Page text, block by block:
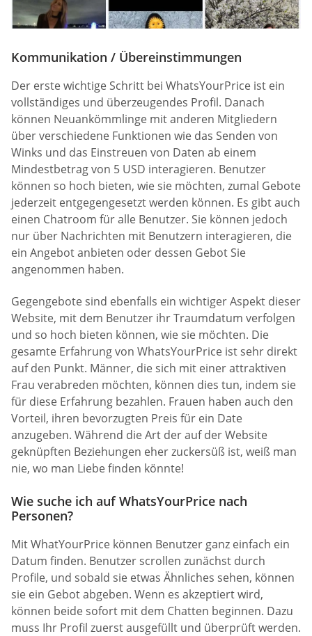
Kommunikation / Übereinstimmungen
Der erste wichtige Schritt bei WhatsYourPrice ist ein
vollständiges und überzeugendes Profil. Danach
können Neuankömmlinge mit anderen Mitgliedern
über verschiedene Funktionen wie das Senden von
Winks und das Einstreuen von Daten ab einem
Mindestbetrag von 5 USD interagieren. Benutzer
können so hoch bieten, wie sie möchten, zumal Gebote
jederzeit entgegengesetzt werden können. Es gibt auch
einen Chatroom für alle Benutzer. Sie können jedoch
nur über Nachrichten mit Benutzern interagieren, die
ein Angebot anbieten oder dessen Gebot Sie
angenommen haben.
Gegengebote sind ebenfalls ein wichtiger Aspekt dieser
Website, mit dem Benutzer ihr Traumdatum verfolgen
und so hoch bieten können, wie sie möchten. Die
gesamte Erfahrung von WhatsYourPrice ist sehr direkt
auf den Punkt. Männer, die sich mit einer attraktiven
Frau verabreden möchten, können dies tun, indem sie
für diese Erfahrung bezahlen. Frauen haben auch den
Vorteil, ihren bevorzugten Preis für ein Date
anzugeben. Während die Art der auf der Website
geknüpften Beziehungen eher zuckersüß ist, weiß man
nie, wo man Liebe finden könnte!
Wie suche ich auf WhatsYourPrice nach
Personen?
Mit WhatYourPrice können Benutzer ganz einfach ein
Datum finden. Benutzer scrollen zunächst durch
Profile, und sobald sie etwas Ähnliches sehen, können
sie ein Gebot abgeben. Wenn es akzeptiert wird,
können beide sofort mit dem Chatten beginnen. Dazu
muss Ihr Profil zuerst ausgefüllt und überprüft werden.